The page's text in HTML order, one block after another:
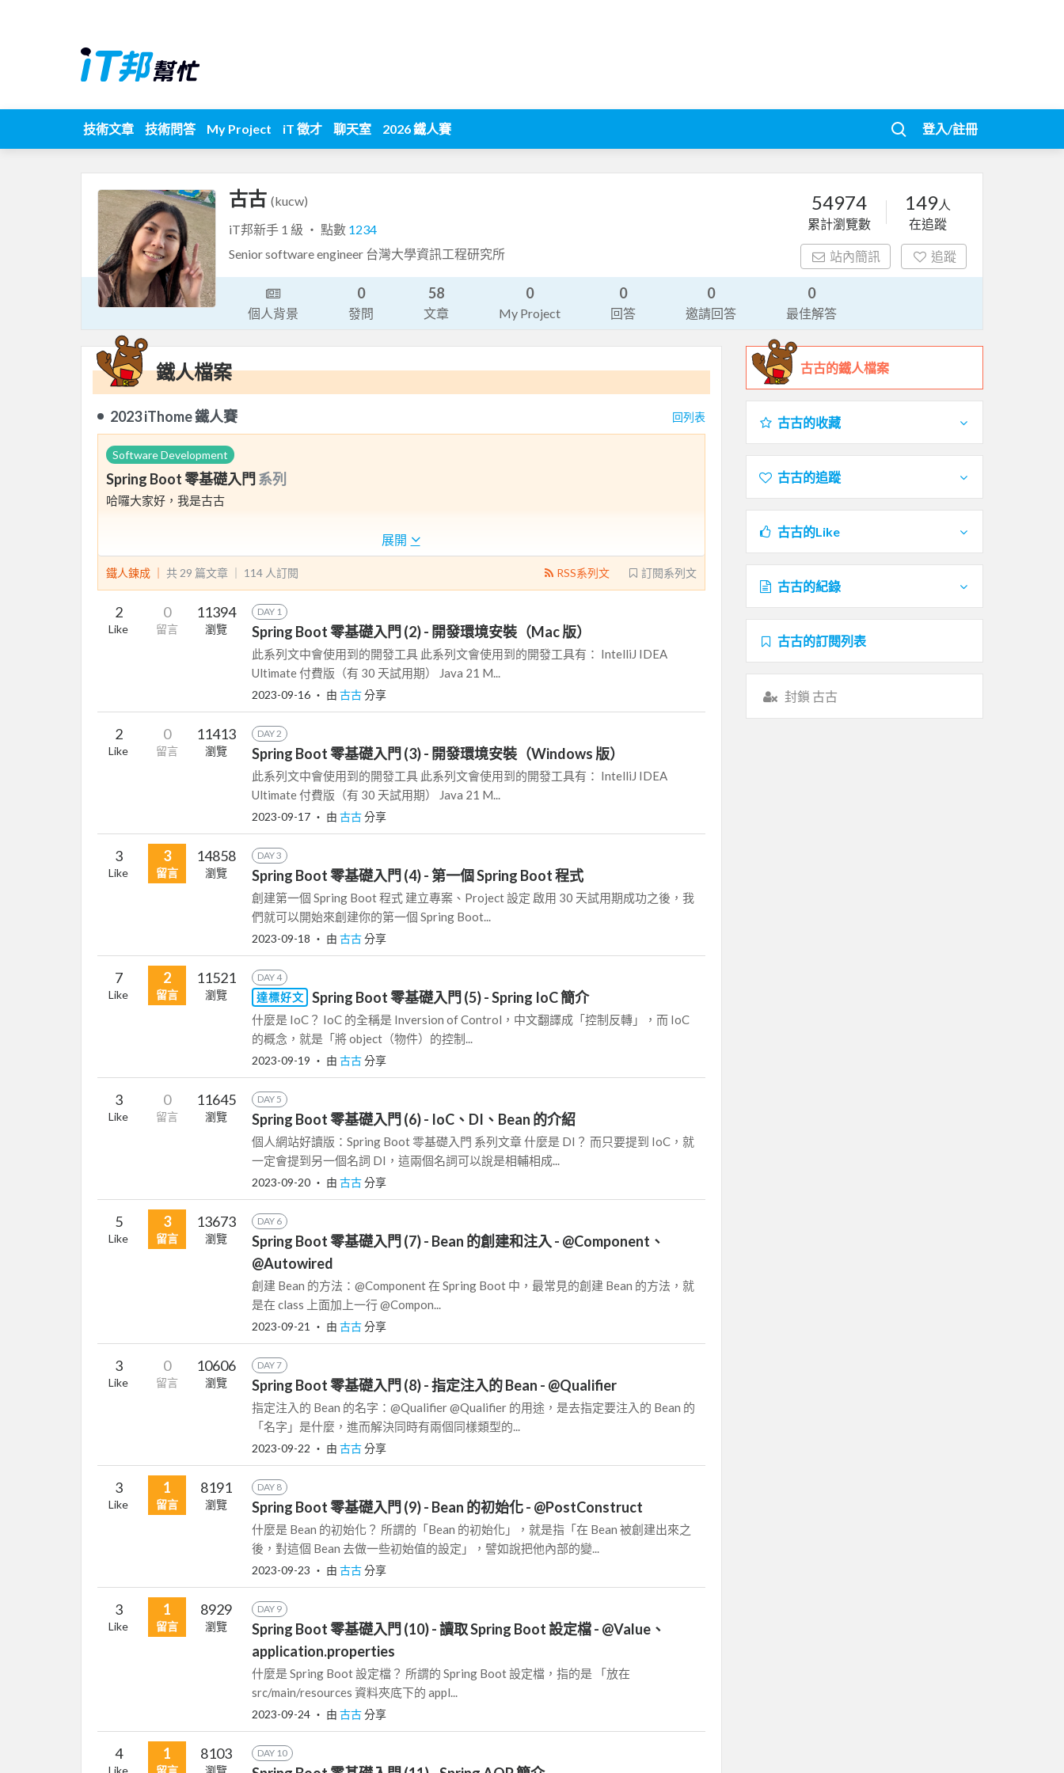
技術文章 技術問答 My Project iT 徵才 聊天室 2026 鐵人賽 登入/註冊
古古 (kucw)
iT邦新手 1 級 ‧ 點數 1234
Senior software engineer 台灣大學資訊工程研究所
54974
累計瀏覽數
149人
在追蹤
站內簡訊 追蹤
個人背景
0
發問
58
文章
0
My Project
0
回答
0
邀請回答
0
最佳解答
鐵人檔案
2023 iThome 鐵人賽 回列表
Software Development
Spring Boot 零基礎入門 系列
哈囉大家好，我是古古
這次希望可以透過 30 天的鐵人賽文章，讓沒接觸過（甚至沒聽過）Spring Boot 的人，了解 Spring Boot 到底是
什麼，以及如何運用 Spring Boot 搭建一個簡單的後端系統～
內容預期會涵蓋：
2. 介紹 Spring IoC 的概念
3. 介紹 Spring MVC 的用法（包含 Http 協議、Json、RESTful、MVC 三層式架構）
5. 實作一個簡單的 CRUD 後端系統
展開
鐵人鍊成 ｜ 共 29 篇文章 ｜ 114 人訂閱 訂閱系列文
RSS系列文
2
Like
0
留言
11394
瀏覽
DAY 1
Spring Boot 零基礎入門 (2) - 開發環境安裝（Mac 版）
此系列文中會使用到的開發工具 此系列文會使用到的開發工具有： IntelliJ IDEA
Ultimate 付費版（有 30 天試用期） Java 21 M...
2023-09-16 ‧ 由 古古分享
2
Like
0
留言
11413
瀏覽
DAY 2
Spring Boot 零基礎入門 (3) - 開發環境安裝（Windows 版）
此系列文中會使用到的開發工具 此系列文會使用到的開發工具有： IntelliJ IDEA
Ultimate 付費版（有 30 天試用期） Java 21 M...
2023-09-17 ‧ 由 古古分享
3
Like
3
留言
14858
瀏覽
DAY 3
Spring Boot 零基礎入門 (4) - 第一個 Spring Boot 程式
創建第一個 Spring Boot 程式 建立專案、Project 設定 啟用 30 天試用期成功之後，我
們就可以開始來創建你的第一個 Spring Boot...
2023-09-18 ‧ 由 古古分享
7
Like
2
留言
11521
瀏覽
DAY 4
達標好文 Spring Boot 零基礎入門 (5) - Spring IoC 簡介
什麼是 IoC？ IoC 的全稱是 Inversion of Control，中文翻譯成「控制反轉」，而 IoC
的概念，就是「將 object（物件）的控制...
2023-09-19 ‧ 由 古古分享
3
Like
0
留言
11645
瀏覽
DAY 5
Spring Boot 零基礎入門 (6) - IoC、DI、Bean 的介紹
個人網站好讀版：Spring Boot 零基礎入門 系列文章 什麼是 DI？ 而只要提到 IoC，就
一定會提到另一個名詞 DI，這兩個名詞可以說是相輔相成...
2023-09-20 ‧ 由 古古分享
5
Like
3
留言
13673
瀏覽
DAY 6
Spring Boot 零基礎入門 (7) - Bean 的創建和注入 - @Component、
@Autowired
創建 Bean 的方法：@Component 在 Spring Boot 中，最常見的創建 Bean 的方法，就
是在 class 上面加上一行 @Compon...
2023-09-21 ‧ 由 古古分享
3
Like
0
留言
10606
瀏覽
DAY 7
Spring Boot 零基礎入門 (8) - 指定注入的 Bean - @Qualifier
指定注入的 Bean 的名字：@Qualifier @Qualifier 的用途，是去指定要注入的 Bean 的
「名字」是什麼，進而解決同時有兩個同樣類型的...
2023-09-22 ‧ 由 古古分享
3
Like
1
留言
8191
瀏覽
DAY 8
Spring Boot 零基礎入門 (9) - Bean 的初始化 - @PostConstruct
什麼是 Bean 的初始化？ 所謂的「Bean 的初始化」，就是指「在 Bean 被創建出來之
後，對這個 Bean 去做一些初始值的設定」，譬如說把他內部的變...
2023-09-23 ‧ 由 古古分享
3
Like
1
留言
8929
瀏覽
DAY 9
Spring Boot 零基礎入門 (10) - 讀取 Spring Boot 設定檔 - @Value、
application.properties
什麼是 Spring Boot 設定檔？ 所謂的 Spring Boot 設定檔，指的是 「放在
src/main/resources 資料夾底下的 appl...
2023-09-24 ‧ 由 古古分享
4 1 8103 DAY 10
古古的鐵人檔案
古古的收藏
古古的追蹤
古古的Like
古古的紀錄
古古的訂閱列表
封鎖 古古